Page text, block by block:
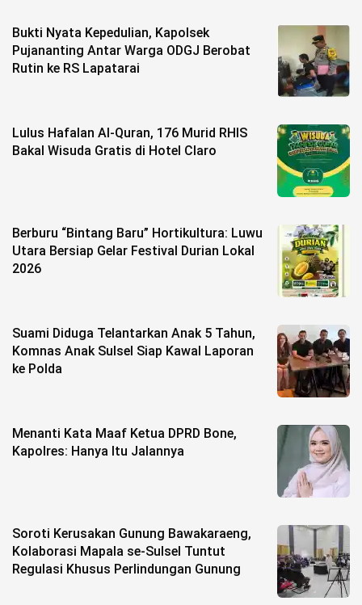
Bukti Nyata Kepedulian, Kapolsek
Pujananting Antar Warga ODGJ Berobat
Rutin ke RS Lapatarai
Lulus Hafalan Al-Quran, 176 Murid RHIS
Bakal Wisuda Gratis di Hotel Claro
Berburu “Bintang Baru” Hortikultura: Luwu
Utara Bersiap Gelar Festival Durian Lokal
2026
Suami Diduga Telantarkan Anak 5 Tahun,
Komnas Anak Sulsel Siap Kawal Laporan
ke Polda
Menanti Kata Maaf Ketua DPRD Bone,
Kapolres: Hanya Itu Jalannya
Soroti Kerusakan Gunung Bawakaraeng,
Kolaborasi Mapala se-Sulsel Tuntut
Regulasi Khusus Perlindungan Gunung